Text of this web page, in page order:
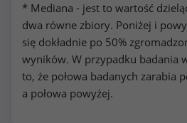
* Mediana - jest to wartość
dwa równe zbiory. Poniżej i
się dokładnie po 50%
wyników. W przypadku badania
to, że połowa badanych zarabia
a połowa powyżej.